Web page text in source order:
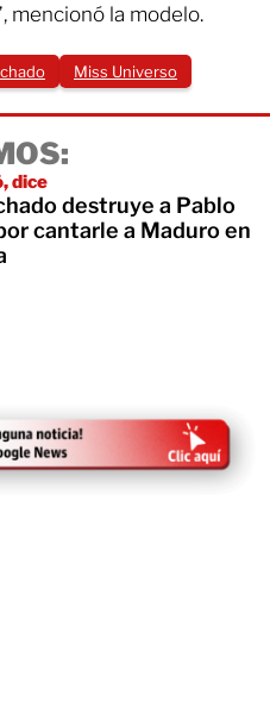
mencionó la modelo.
Miss Universo
dice
destruye a Pablo
cantarle a Maduro en